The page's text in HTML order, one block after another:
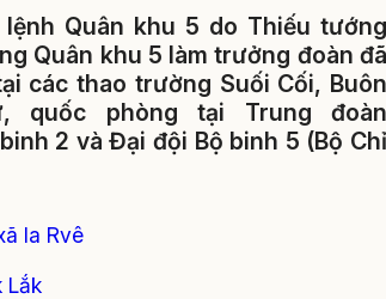
Quân khu 5 do Thiếu tướng
Quân khu 5 làm trưởng đoàn đã
các thao trường Suối Cối, Buôn
quốc phòng tại Trung đoàn
2 và Đại đội Bộ binh 5 (Bộ Chỉ
Ia Rvê
Lắk